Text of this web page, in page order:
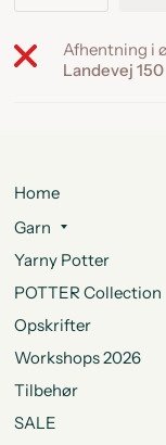
Afhentning i
Landevej 150
Home
Garn
Yarny Potter
POTTER Collection
Opskrifter
Workshops 2026
Tilbehør
SALE